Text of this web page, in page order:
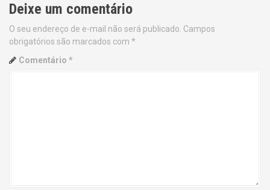
t
n
a
Deixe um comentário
O seu endereço de e-mail não será publicado. Campos
obrigatórios são marcados com *
Comentário *